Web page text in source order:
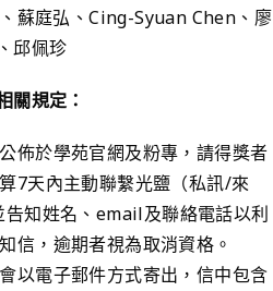
蘇庭弘、Cing-Syuan Chen、廖
邱佩珍
關規定：
佈於學苑官網及粉專，請得獎者
7天內主動聯繫光鹽（私訊/來
知姓名、email及聯絡電話以利
信，逾期者視為取消資格。
以電子郵件方式寄出，信中包含